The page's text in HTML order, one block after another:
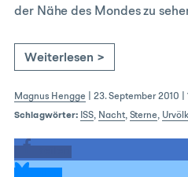
der Nähe des Mondes zu
Weiterlesen >
Magnus Hengge| 23. September 2010 |
Schlagwörter: ISS, Nacht, Sterne,